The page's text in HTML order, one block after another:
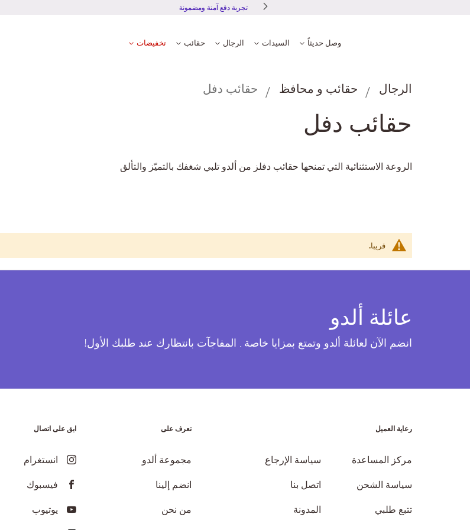
تجربة دفع آمنة ومضمونة
وصل حديثاً السيدات الرجال حقائب تخفيضات
الرجال حقائب و محافظ حقائب دفل
حقائب دفل
الروعة الاستثنائية التي تمنحها حقائب دفلز من ألدو تلبي شغفك بالتميّز والتألق
قريبا.
عائلة ألدو
انضم الآن لعائلة ألدو وتمتع بمزايا خاصة . المفاجآت بانتظارك عند طلبك الأول!
رعاية العميل
مركز المساعدة
سياسة الإرجاع
سياسة الشحن
اتصل بنا
تتبع طلبي
المدونة
تعرف على
مجموعة ألدو
انضم إلينا
من نحن
ابق على اتصال
انستغرام
فيسبوك
يوتيوب